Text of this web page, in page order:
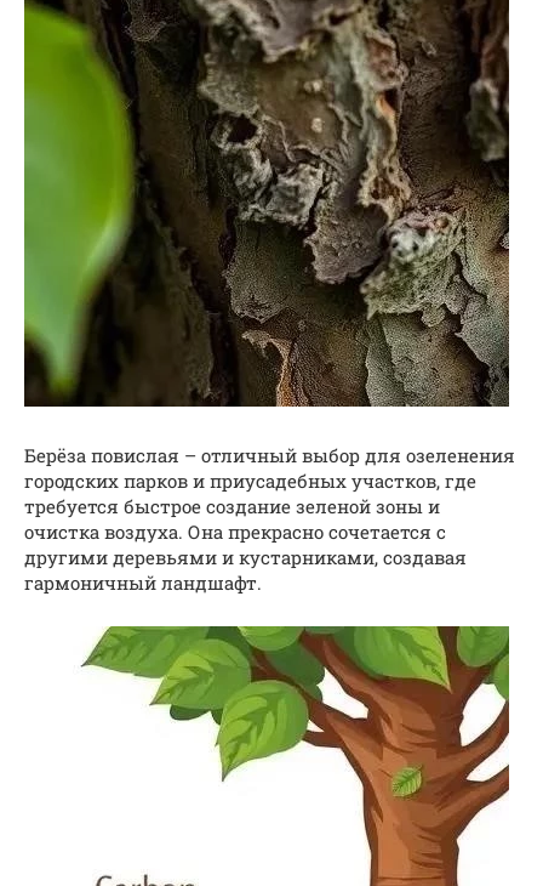
Берёза повислая – отличный выбор для озеленения
городских парков и приусадебных участков, где
требуется быстрое создание зеленой зоны и
очистка воздуха. Она прекрасно сочетается с
другими деревьями и кустарниками, создавая
гармоничный ландшафт.